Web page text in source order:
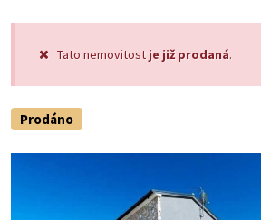
Tato nemovitost je již prodaná.
Prodáno